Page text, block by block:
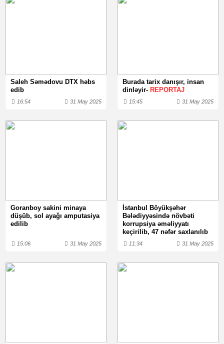
Saleh Səmədovu DTX həbs
edib
16:54 31 May 2025
Burada tarix danışır, insan
dinləyir- REPORTAJ
15:45 31 May 2025
Goranboy sakini minaya
düşüb, sol ayağı amputasiya
edilib
15:06 31 May 2025
İstanbul Böyükşəhər
Bələdiyyəsində növbəti
korrupsiya əməliyyatı
keçirilib, 47 nəfər saxlanılıb
11:34 31 May 2025